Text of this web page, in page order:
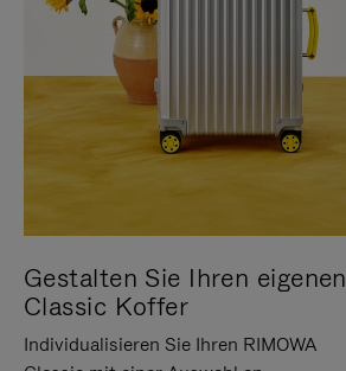
Gestalten Sie Ihren eigenen
Classic Koffer
Individualisieren Sie Ihren RIMOWA